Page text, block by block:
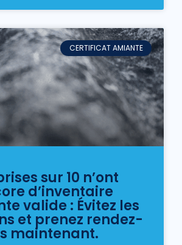
CERTIFICAT AMIANTE
sur 10 n’ont
d’inventaire
valide : Évitez les
et prenez rendez-
maintenant.